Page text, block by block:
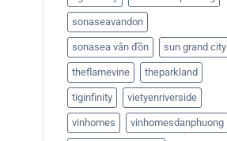
sonaseavandon
sonasea vân đồn sun grand city
theflamevine theparkland
tiginfinity vietyenriverside
vinhomes vinhomesdanphuong